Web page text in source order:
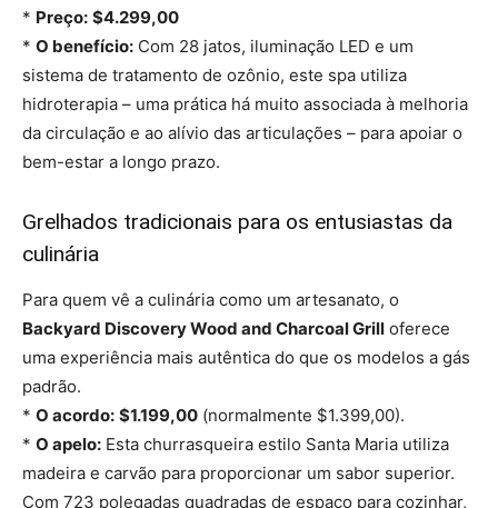
* Preço: $4.299,00
* O benefício: Com 28 jatos, iluminação LED e um
sistema de tratamento de ozônio, este spa utiliza
hidroterapia – uma prática há muito associada à melhoria
da circulação e ao alívio das articulações – para apoiar o
bem-estar a longo prazo.
Grelhados tradicionais para os entusiastas da
culinária
Para quem vê a culinária como um artesanato, o
Backyard Discovery Wood and Charcoal Grill oferece
uma experiência mais autêntica do que os modelos a gás
padrão.
* O acordo: $1.199,00 (normalmente $1.399,00).
* O apelo: Esta churrasqueira estilo Santa Maria utiliza
madeira e carvão para proporcionar um sabor superior.
Com 723 polegadas quadradas de espaço para cozinhar,